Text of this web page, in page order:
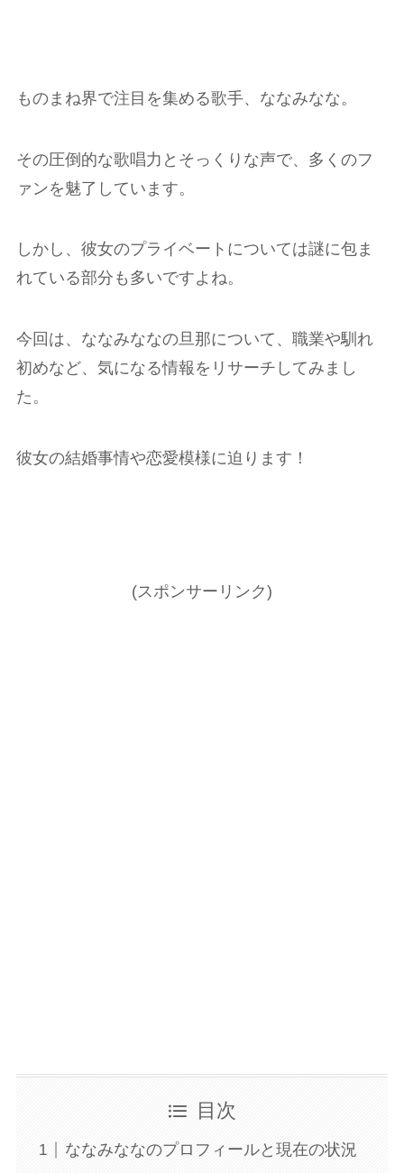
ものまね界で注目を集める歌手、ななみなな。
その圧倒的な歌唱力とそっくりな声で、多くのフ
ァンを魅了しています。
しかし、彼女のプライベートについては謎に包ま
れている部分も多いですよね。
今回は、ななみななの旦那について、職業や馴れ
初めなど、気になる情報をリサーチしてみまし
た。
彼女の結婚事情や恋愛模様に迫ります！
(スポンサーリンク)
目次
ななみななのプロフィールと現在の状況